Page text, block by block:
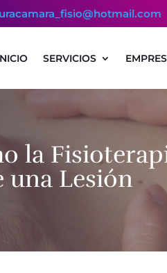
SERVICIOS
la
una Lesión